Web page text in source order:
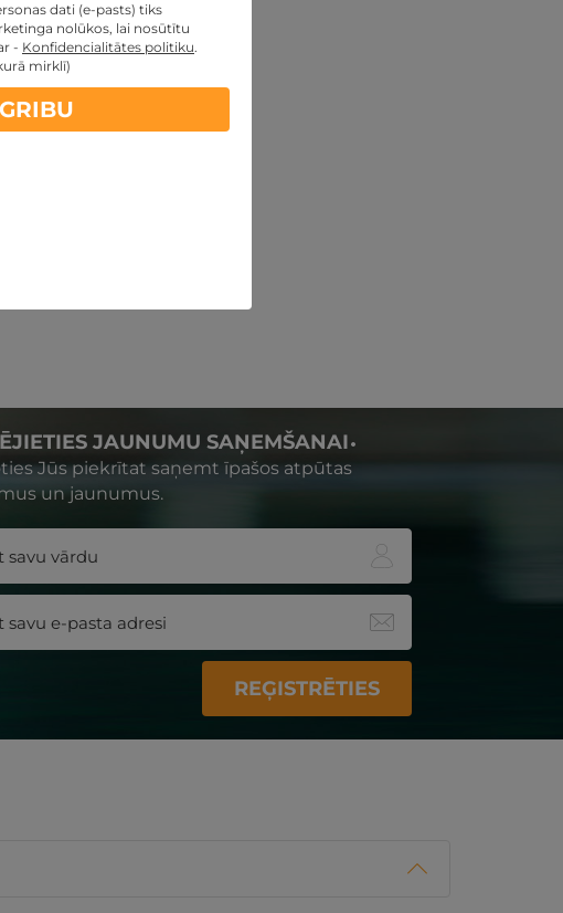
JAUNUMU SAŅEMŠANAI
Jūs piekrītat saņemt īpašos atpūtas
un jaunumus.
REĢISTRĒTIES
dati (e-pasts) tiks
nolūkos, lai nosūtītu
- Konfidencialitātes politiku.
mirklī)
GRIBU